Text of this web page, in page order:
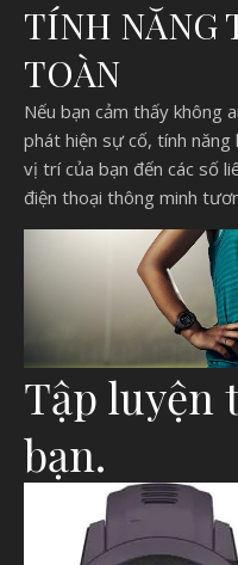
TÍNH NĂNG
TOÀN
Nếu bạn cảm thấy không
phát hiện sự cố, tính
vị trí của bạn đến các số
điện thoại thông minh
Tập luyện
bạn.